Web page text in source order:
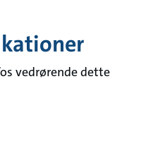
vedrørende dette